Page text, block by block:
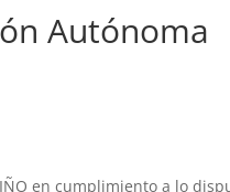
Autónoma
en cumplimiento a lo